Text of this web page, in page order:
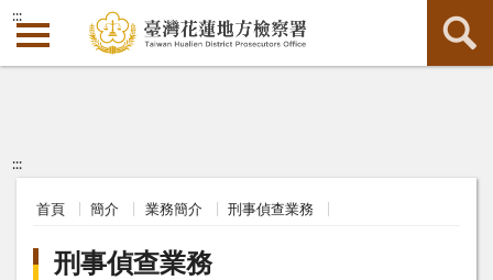
:::
:::
首頁 簡介 業務簡介 刑事偵查業務
刑事偵查業務